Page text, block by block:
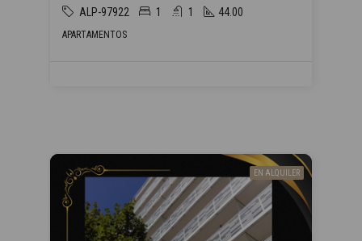
ALP-97922 1 1 44.00
APARTAMENTOS
EN ALQUILER